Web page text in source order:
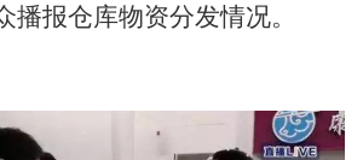
播报仓库物资分发情况。